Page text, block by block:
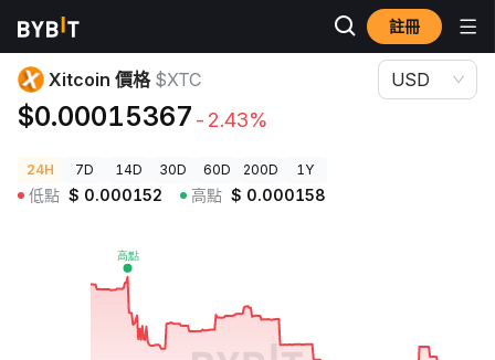
註冊
加密貨幣價格
Xitcoin 價格 $XTC
$0.00015367 -2.43%
USD
24H 7D 14D 30D 60D 200D 1Y
低點 $ 0.000152 高點 $ 0.000158